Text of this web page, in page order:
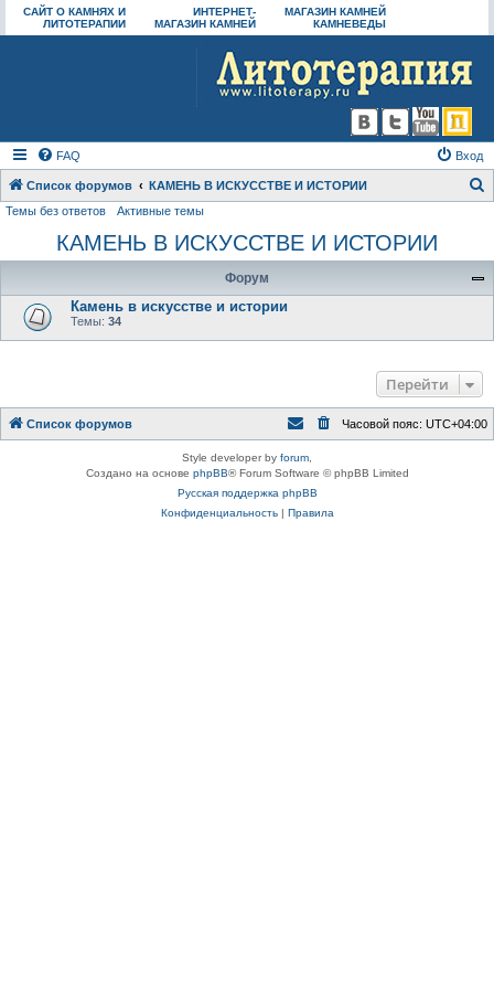
САЙТ О КАМНЯХ И
ЛИТОТЕРАПИИ
ИНТЕРНЕТ-
МАГАЗИН КАМНЕЙ
МАГАЗИН КАМНЕЙ
КАМНЕВЕДЫ
FAQ Вход
Список форумов КАМЕНЬ В ИСКУССТВЕ И ИСТОРИИ
с
Темы без ответов Активные темы
КАМЕНЬ В ИСКУССТВЕ И ИСТОРИИ
Форум
Камень в искусстве и истории
Темы: 34
Перейти
Список форумов Часовой пояс: UTC+04:00
Style developer by forum
Создано на основе phpBB® Forum Software © phpBB Limited
Русская поддержка phpBB
Конфиденциальность| Правила